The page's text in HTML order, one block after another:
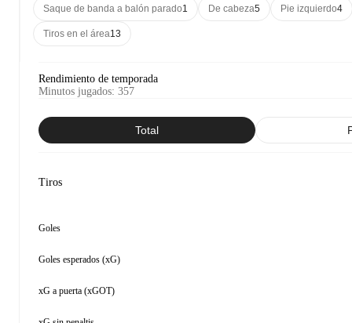
Saque de banda a balón parado1 De cabeza5 Pie izquierdo4
Tiros en el área13
Rendimiento de temporada
Minutos jugados: 357
Total
Tiros
Goles
Goles esperados (xG)
xG a puerta (xGOT)